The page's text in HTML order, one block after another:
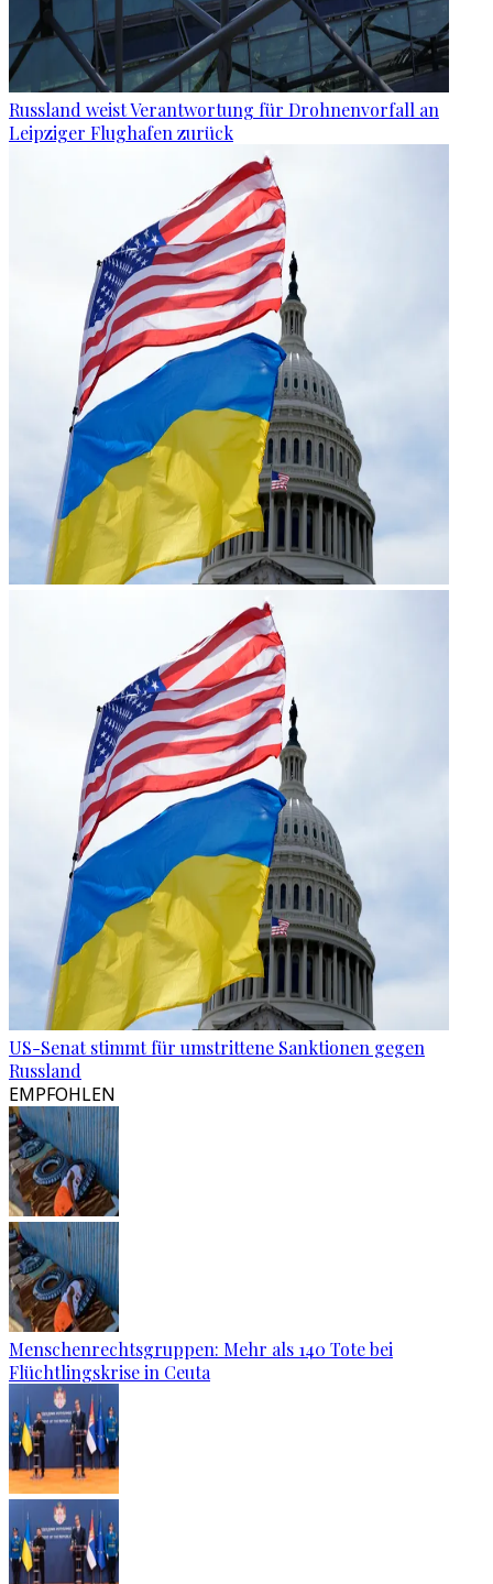
Russland weist Verantwortung für Drohnenvorfall an
Leipziger Flughafen zurück
US-Senat stimmt für umstrittene Sanktionen gegen
Russland
EMPFOHLEN
Menschenrechtsgruppen: Mehr als 140 Tote bei
Flüchtlingskrise in Ceuta